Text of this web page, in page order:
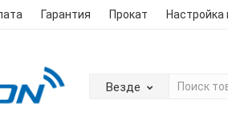
Гарантия Прокат Настройка
Везде